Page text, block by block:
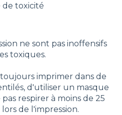
de toxicité
ne sont pas inoffensifs
toxiques.
imprimer dans de
d'utiliser un masque
respirer à moins de 25
de l'impression.